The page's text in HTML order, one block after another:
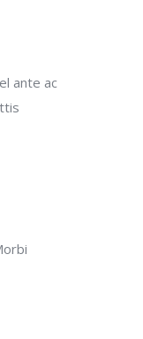
ante ac